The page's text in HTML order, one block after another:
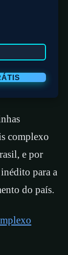
complexo
e por
para a
do país.